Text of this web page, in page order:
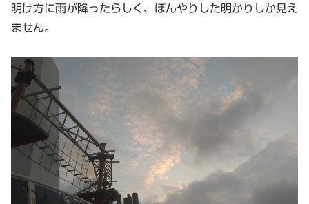
明け方に雨が降ったらしく、ぼんやりした明かりしか見え
ません。